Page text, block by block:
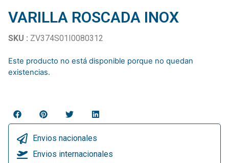
VARILLA ROSCADA INOX
SKU : ZV374S01I0080312
Este producto no está disponible porque no quedan
existencias.
Envios nacionales
Envios internacionales